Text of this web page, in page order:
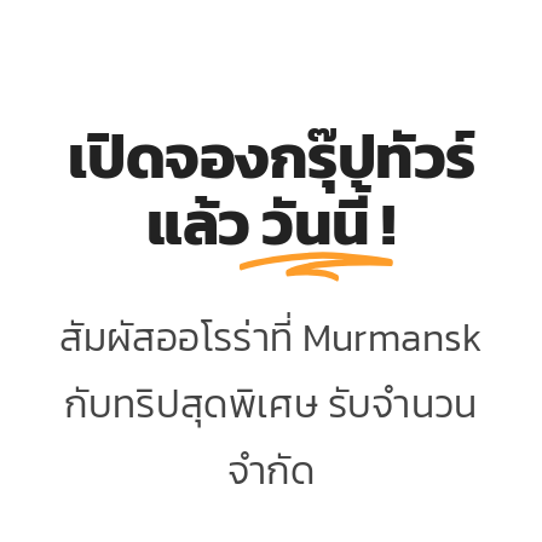
เปิดจองกรุ๊ปทัวร์
แล้ววันนี้!
สัมผัสออโรร่าที่ Murmansk
กับทริปสุดพิเศษ รับจำนวน
จำกัด